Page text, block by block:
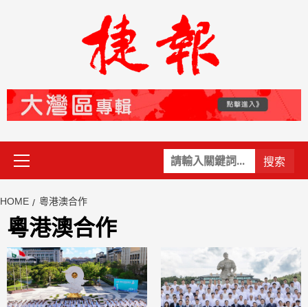
關
鍵
Primary
Menu
HOME 粵港澳合作
粵港澳合作